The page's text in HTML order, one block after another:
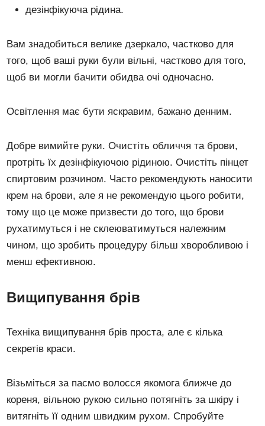
дезінфікуюча рідина.
Вам знадобиться велике дзеркало, частково для
того, щоб ваші руки були вільні, частково для того,
щоб ви могли бачити обидва очі одночасно.
Освітлення має бути яскравим, бажано денним.
Добре вимийте руки. Очистіть обличчя та брови,
протріть їх дезінфікуючою рідиною. Очистіть пінцет
спиртовим розчином. Часто рекомендують наносити
крем на брови, але я не рекомендую цього робити,
тому що це може призвести до того, що брови
рухатимуться і не склеюватимуться належним
чином, що зробить процедуру більш хворобливою і
менш ефективною.
Вищипування брів
Техніка вищипування брів проста, але є кілька
секретів краси.
Візьміться за пасмо волосся якомога ближче до
кореня, вільною рукою сильно потягніть за шкіру і
витягніть її одним швидким рухом. Спробуйте